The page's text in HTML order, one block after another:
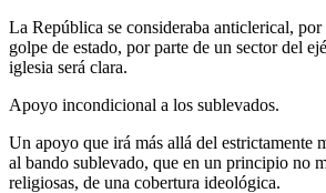
La República se consideraba anticlerical,
golpe de estado, por parte de un sector del
iglesia será clara.
Apoyo incondicional a los sublevados.
Un apoyo que irá más allá del estrictamente
al bando sublevado, que en un principio no
religiosas, de una cobertura ideológica.